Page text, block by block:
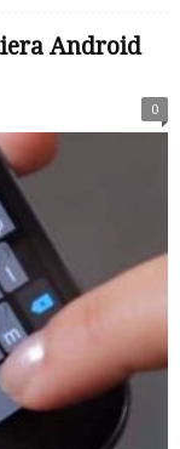
Android
0